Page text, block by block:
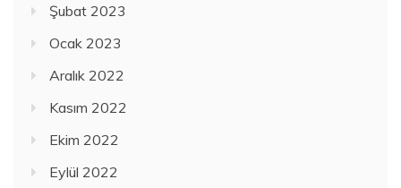
Şubat 2023
Ocak 2023
Aralık 2022
Kasım 2022
Ekim 2022
Eylül 2022